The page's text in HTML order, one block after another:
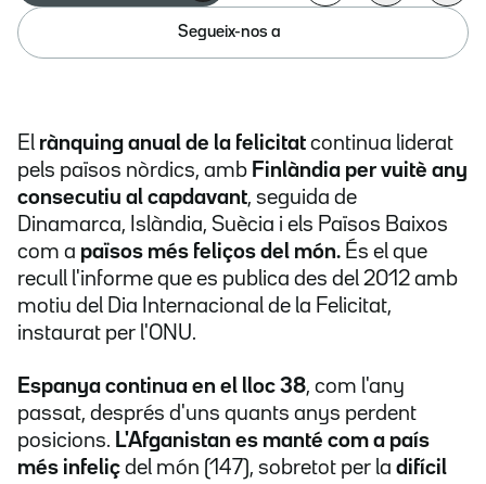
Segueix-nos a
El rànquing anual de la felicitat continua liderat
pels països nòrdics, amb Finlàndia per vuitè any
consecutiu al capdavant, seguida de
Dinamarca, Islàndia, Suècia i els Països Baixos
com a països més feliços del món. És el que
recull l'informe que es publica des del 2012 amb
motiu del Dia Internacional de la Felicitat,
instaurat per l'ONU.
Espanya continua en el lloc 38, com l'any
passat, després d'uns quants anys perdent
posicions. L'Afganistan es manté com a país
més infeliç del món (147), sobretot per la difícil